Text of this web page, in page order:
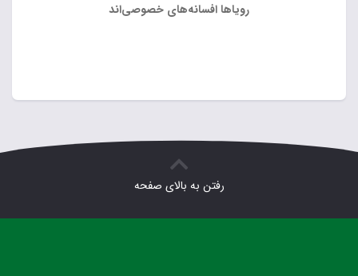
رویاها افسانه‌های خصوصی‌اند
رفتن به بالای صفحه